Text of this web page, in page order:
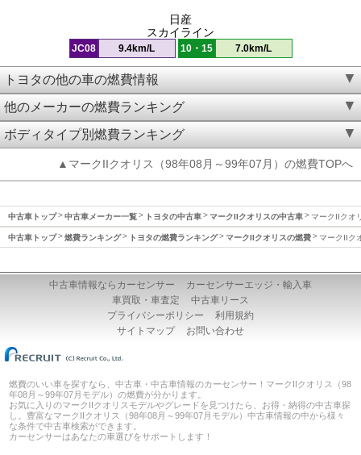
日産
スカイライン
JC08 9.4km/L 10・15 7.0km/L
トヨタの他の車の燃費情報
他のメーカーの燃費ランキング
ボディタイプ別燃費ランキング
▲マークIIクオリス（98年08月～99年07月）の燃費TOPへ
中古車トップ 中古車メーカー一覧 トヨタの中古車 マークIIクオリスの中古車 マークIIクオ
中古車トップ 燃費ランキング トヨタの燃費ランキング マークIIクオリスの燃費 マークIIク
中古車情報ならカーセンサー
カーセンサーエッジ・輸入車
車買取・車査定
中古車リース
プライバシーポリシー
利用規約
サイトマップ
お問い合わせ
燃費のいい車を探すなら、中古車・中古車情報のカーセンサー！マークIIクオリス（98
年08月～99年07月モデル）の燃費が分かります。
お気に入りのマークIIクオリスモデルやグレードを見つけたら、お得・納得の中古車探
し。豊富なマークIIクオリス（98年08月～99年07月モデル）中古車情報の中から様々
な条件で中古車検索ができます。
カーセンサーはあなたの車選びをサポートします！